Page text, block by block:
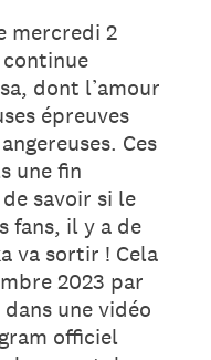
mercredi 2
dont l’amour
épreuves
Ces
une fin
savoir si le
fans, il y a de
va sortir ! Cela
2023 par
une vidéo
officiel